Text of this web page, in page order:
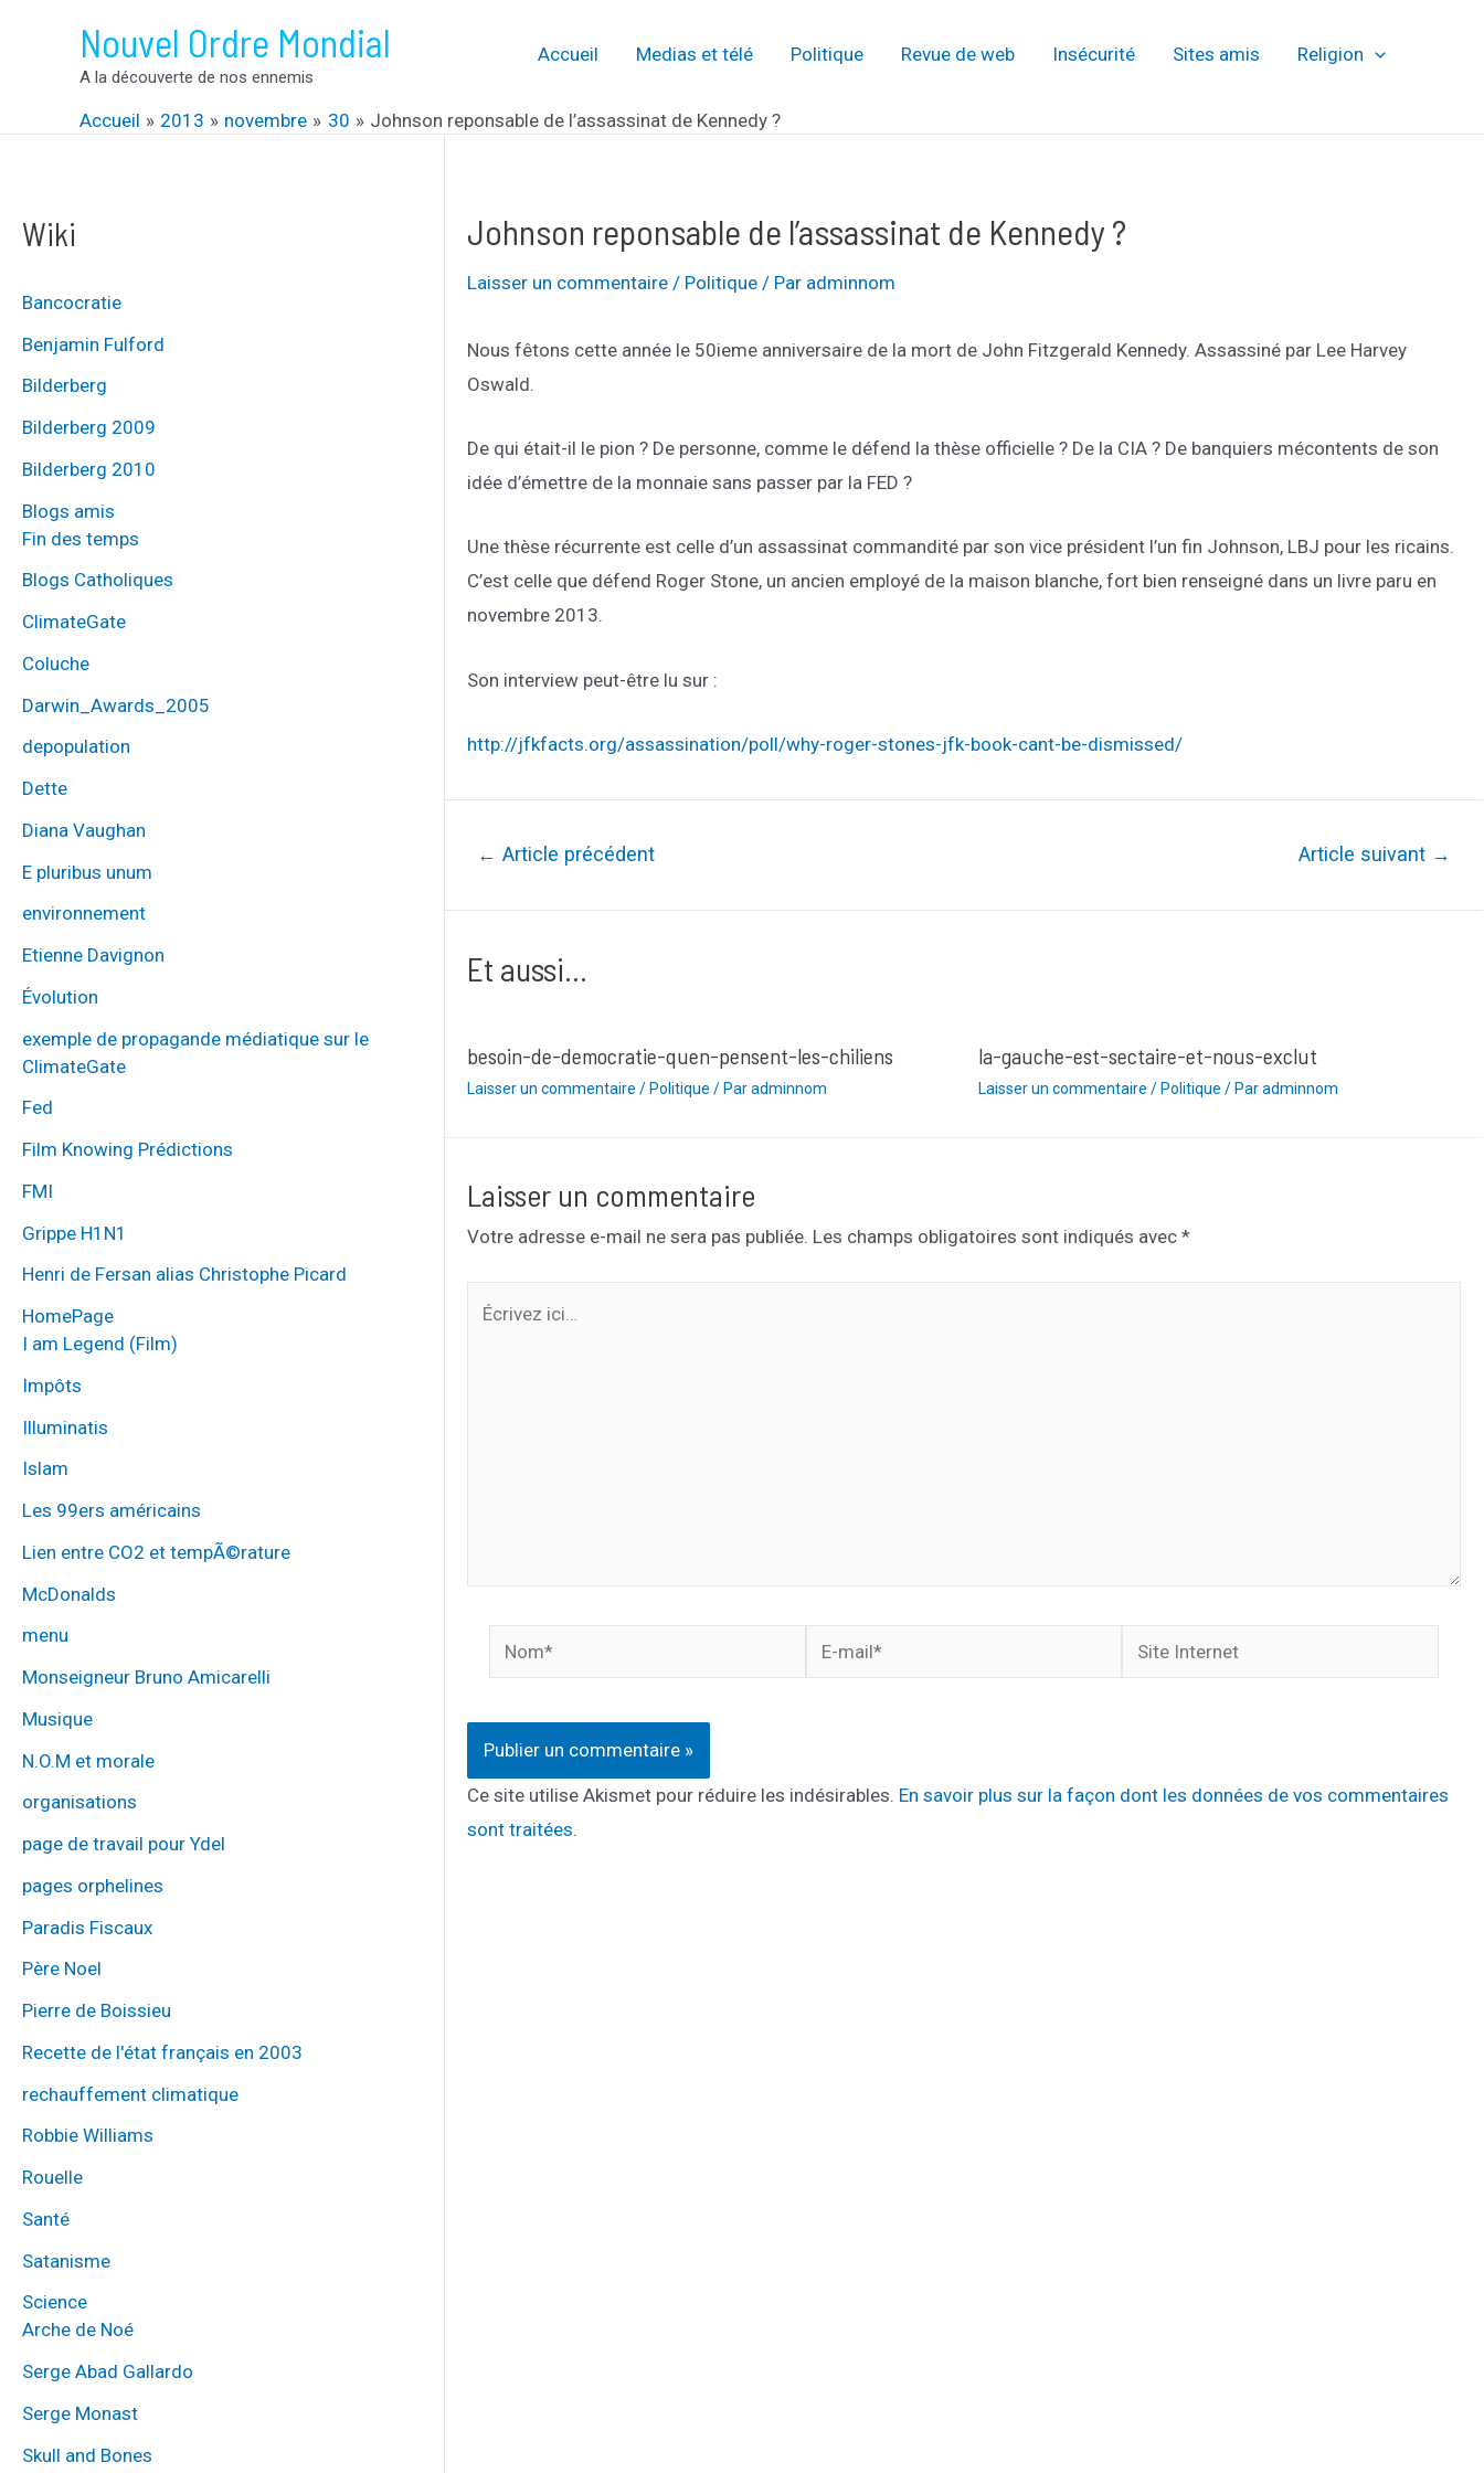
Nouvel Ordre Mondial
A la découverte de nos ennemis
Accueil Medias et télé Politique Revue de web Insécurité Sites amis Religion
Accueil 2013 novembre 30 Johnson reponsable de l’assassinat de Kennedy ?
Wiki
Bancocratie
Benjamin Fulford
Bilderberg
Bilderberg 2009
Bilderberg 2010
Blogs amis
Fin des temps
Blogs Catholiques
ClimateGate
Coluche
Darwin_Awards_2005
depopulation
Dette
Diana Vaughan
E pluribus unum
environnement
Etienne Davignon
Évolution
exemple de propagande médiatique sur le
ClimateGate
Fed
Film Knowing Prédictions
FMI
Grippe H1N1
Henri de Fersan alias Christophe Picard
HomePage
I am Legend (Film)
Impôts
Illuminatis
Islam
Les 99ers américains
Lien entre CO2 et tempÃ©rature
McDonalds
menu
Monseigneur Bruno Amicarelli
Musique
N.O.M et morale
organisations
page de travail pour Ydel
pages orphelines
Paradis Fiscaux
Père Noel
Pierre de Boissieu
Recette de l'état français en 2003
rechauffement climatique
Robbie Williams
Rouelle
Santé
Satanisme
Science
Arche de Noé
Serge Abad Gallardo
Serge Monast
Skull and Bones
Johnson reponsable de l’assassinat de Kennedy ?
Laisser un commentaire / Politique / Par adminnom
Nous fêtons cette année le 50ieme anniversaire de la mort de John Fitzgerald Kennedy. Assassiné par Lee Harvey
Oswald.
De qui était-il le pion ? De personne, comme le défend la thèse officielle ? De la CIA ? De banquiers mécontents de son
idée d’émettre de la monnaie sans passer par la FED ?
Une thèse récurrente est celle d’un assassinat commandité par son vice président l’un fin Johnson, LBJ pour les ricains.
C’est celle que défend Roger Stone, un ancien employé de la maison blanche, fort bien renseigné dans un livre paru en
novembre 2013.
Son interview peut-être lu sur :
http://jfkfacts.org/assassination/poll/why-roger-stones-jfk-book-cant-be-dismissed/
Navigation
← Article précédent Article suivant →
Et aussi...
besoin-de-democratie-quen-pensent-les-chiliens
Laisser un commentaire / Politique / Paradminnom
la-gauche-est-sectaire-et-nous-exclut
Laisser un commentaire / Politique / Paradminnom
Laisser un commentaire
Votre adresse e-mail ne sera pas publiée. Les champs obligatoires sont indiqués avec*
Nom*
mail*
Site
Internet
Ce site utilise Akismet pour réduire les indésirables. En savoir plus sur la façon dont les données de vos commentaires
sont traitées.